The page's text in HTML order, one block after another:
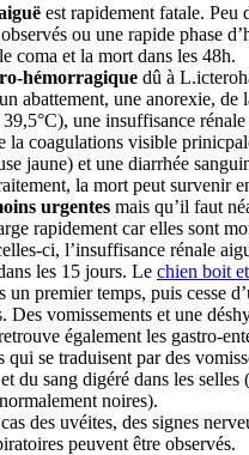
est rapidement fatale. Peu
ou une rapide phase
coma et la mort dans les 48h.
hémorragique dû à
abattement, une anorexie, de
une insuffisance
la coagulations visible
jaune) et une diarrhée
la mort peut survenir
urgentes mais qu’il faut
rapidement car elles sont
ci, l’insuffisance rénale
les 15 jours. Le chien boit
un premier temps, puis cesse
Des vomissements et une
également les gastro-
qui se traduisent par des
du sang digéré dans les selles
noires).
des uvéites, des signes
peuvent être observés.